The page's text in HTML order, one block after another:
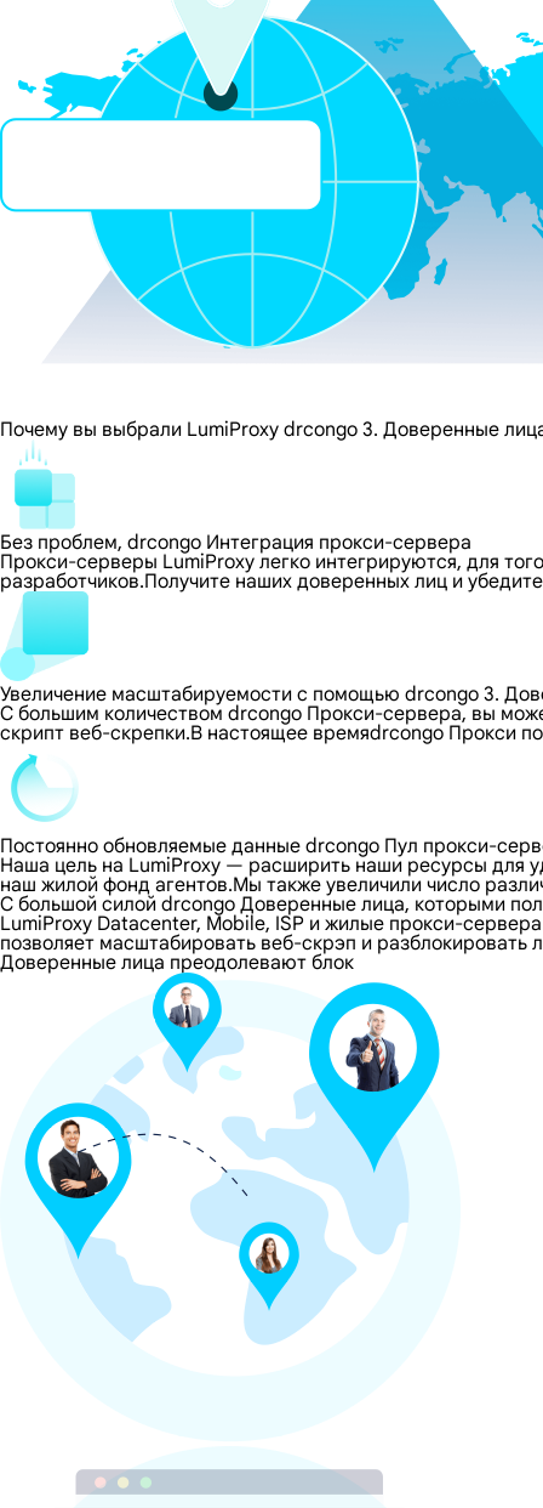
Почему вы выбрали LumiProxy drcongo 3. Доверенные
Без проблем, drcongo Интеграция прокси-сервера
Прокси-серверы LumiProxy легко интегрируются, для
разработчиков.Получите наших доверенных лиц и
Увеличение масштабируемости с помощью drcongo 3.
С большим количеством drcongo Прокси-сервера, вы
скрипт веб-скрепки.В настоящее времяdrcongo Прокси
Постоянно обновляемые данные drcongo Пул прокси-
Наша цель на LumiProxy — расширить наши ресурсы для
наш жилой фонд агентов.Мы также увеличили число
С большой силой drcongo Доверенные лица, которыми
LumiProxy Datacenter, Mobile, ISP и жилые прокси-
позволяет масштабировать веб-скрэп и
Доверенные лица преодолевают блок